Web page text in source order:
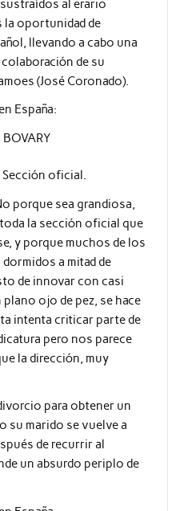
al erario
la oportunidad de
llevando a cabo una
de su
(José Coronado).
España:
Sección oficial.
porque sea grandiosa,
la sección oficial que
y porque muchos de los
a mitad de
de innovar con casi
ojo de pez, se hace
intenta criticar parte de
pero nos parece
la dirección, muy
para obtener un
su marido se vuelve a
de recurrir al
un absurdo periplo de